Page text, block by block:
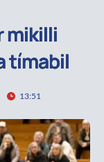
mikilli
tímabil
13:51